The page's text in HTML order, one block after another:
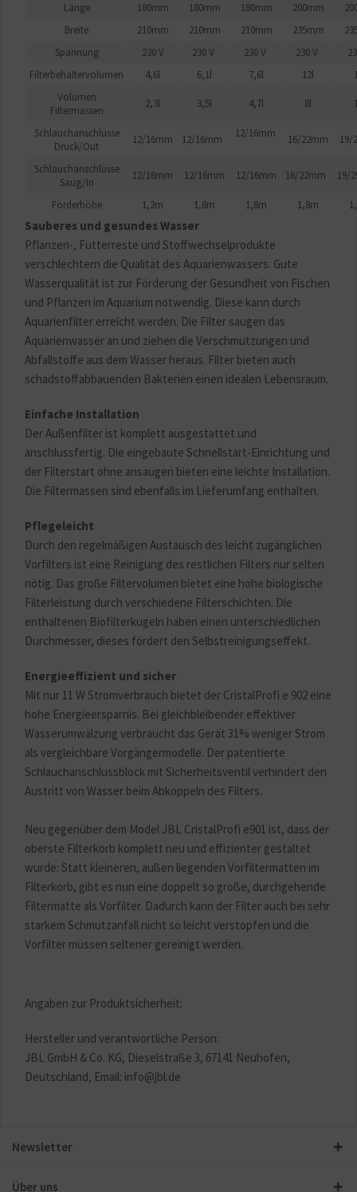
Länge
180mm 180mm 180mm 200mm
Breite
210mm 210mm 210mm 235mm
Spannung
230 V 230 V 230 V 230 V
Filterbehältervolumen
4,6l 6,1l 7,6l 12l
Volumen
Filtermassen
2,3l 3,5l 4,7l 8l
Schlauchanschlüsse
Druck/Out
12/16mm 12/16mm 12/16mm 16/22mm 19/
Schlauchanschlüsse
Saug/In
12/16mm 12/16mm 12/16mm 16/22mm 19/
Förderhöhe 1,2m 1,8m 1,8m 1,8m
Sauberes und gesundes Wasser
Pflanzen-, Futterreste und Stoffwechselprodukte
verschlechtern die Qualität des Aquarienwassers. Gute
Wasserqualität ist zur Förderung der Gesundheit von Fischen
und Pflanzen im Aquarium notwendig. Diese kann durch
Aquarienfilter erreicht werden. Die Filter saugen das
Aquarienwasser an und ziehen die Verschmutzungen und
Abfallstoffe aus dem Wasser heraus. Filter bieten auch
schadstoffabbauenden Bakterien einen idealen Lebensraum.
Einfache Installation
Der Außenfilter ist komplett ausgestattet und
anschlussfertig. Die eingebaute Schnellstart-Einrichtung und
der Filterstart ohne ansaugen bieten eine leichte Installation.
Die Filtermassen sind ebenfalls im Lieferumfang enthalten.
Pflegeleicht
Durch den regelmäßigen Austausch des leicht zugänglichen
Vorfilters ist eine Reinigung des restlichen Filters nur selten
nötig. Das große Filtervolumen bietet eine hohe biologische
Filterleistung durch verschiedene Filterschichten. Die
enthaltenen Biofilterkugeln haben einen unterschiedlichen
Durchmesser, dieses fördert den Selbstreinigungseffekt.
Energieeffizient und sicher
Mit nur 11 W Stromverbrauch bietet der CristalProfi e 902 eine
hohe Energieersparnis. Bei gleichbleibender effektiver
Wasserumwälzung verbraucht das Gerät 31% weniger Strom
als vergleichbare Vorgängermodelle. Der patentierte
Schlauchanschlussblock mit Sicherheitsventil verhindert den
Austritt von Wasser beim Abkoppeln des Filters.
Neu gegenüber dem Model JBL CristalProfi e901 ist, dass der
oberste Filterkorb komplett neu und effizienter gestaltet
wurde: Statt kleineren, außen liegenden Vorfiltermatten im
Filterkorb, gibt es nun eine doppelt so große, durchgehende
Filtermatte als Vorfilter. Dadurch kann der Filter auch bei sehr
starkem Schmutzanfall nicht so leicht verstopfen und die
Vorfilter müssen seltener gereinigt werden.
Angaben zur Produktsicherheit:
Hersteller und verantwortliche Person:
JBL GmbH & Co. KG, Dieselstraße 3, 67141 Neuhofen,
Deutschland, Email: info@jbl.de
Newsletter
Über uns